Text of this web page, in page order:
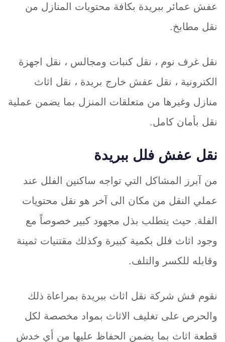
عفش عمائر ببريدة بكافة محتويات المنازل من
نقل مطابخ.
نقل غرف نوم ، نقل كنبات ومجالس ، نقل اجهزة
الكترونية ، نقل عفش خارج بريدة ، نقل اثاث
منازل وغيرها من متعلقات المنزل بما يضمن عملية
نقل بأمان كامل.
نقل عفش فلل ببريدة
من آبرز المشاكل التي تواجه ساكنين الفلل عند
عملي النقل من مكان الى آخر هو نقل محتويات
الفلة. حيث يتطلب بذل مجهود كبير خصوصاً مع
وجود اثاث فلل بكمية كبيرة وكذلك مقتنيات ثمينة
وقابله للكسر والتلف.
نقوم فش شركة نقل اثاث ببريدة بمراعاة ذلك
والحرص على تغليف الاثاث بمواد مخصصة لكل
قطعة اثاث بما يضمن الحفاظ عليها من أي خدش